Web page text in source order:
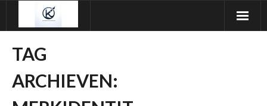
inhoudTAG
ARCHIEVEN: